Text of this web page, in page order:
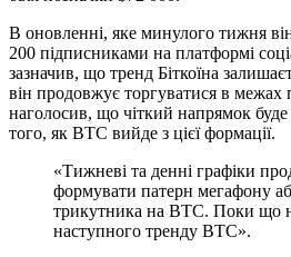
В оновленні, яке минулого тижня
200 підписниками на платформі
зазначив, що тренд Біткоїна
він продовжує торгуватися в межах
наголосив, що чіткий напрямок
того, як BTC вийде з цієї формації.
«Тижневі та денні графіки
формувати патерн мегафону
трикутника на BTC. Поки що
наступного тренду BTC».